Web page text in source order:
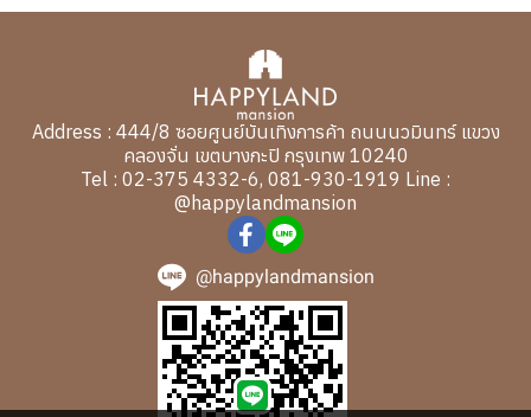
Address : 444/8 ซอยศูนย์บันเทิงการค้า ถนนนวมินทร์ แขวง
คลองจั่น เขตบางกะปิ กรุงเทพ 10240
Tel : 02-375 4332-6, 081-930-1919 Line :
@happylandmansion
@happylandmansion